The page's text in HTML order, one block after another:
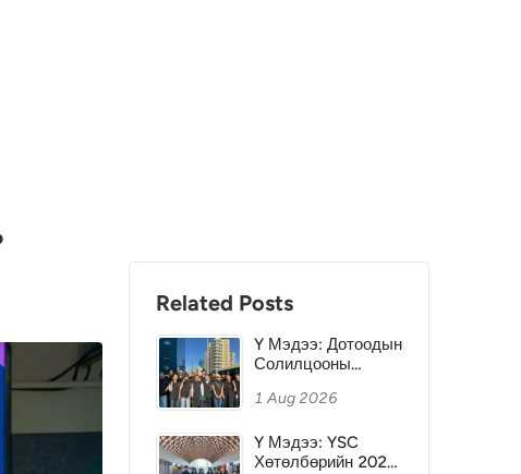
Related Posts
Y Мэдээ: Дотоодын
Солилцооны
Хэнтий аймгийг
1 Aug 2026
Y Мэдээ: YSC
Хөтөлбөрийн 2025